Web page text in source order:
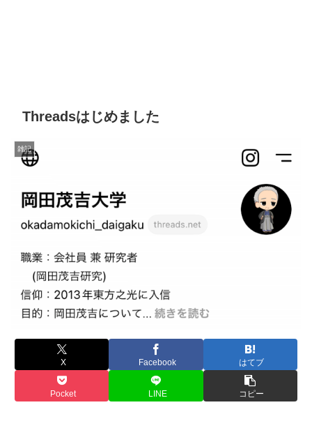
Threadsはじめました
雑記
X Facebook はてブ
Pocket LINE コピー